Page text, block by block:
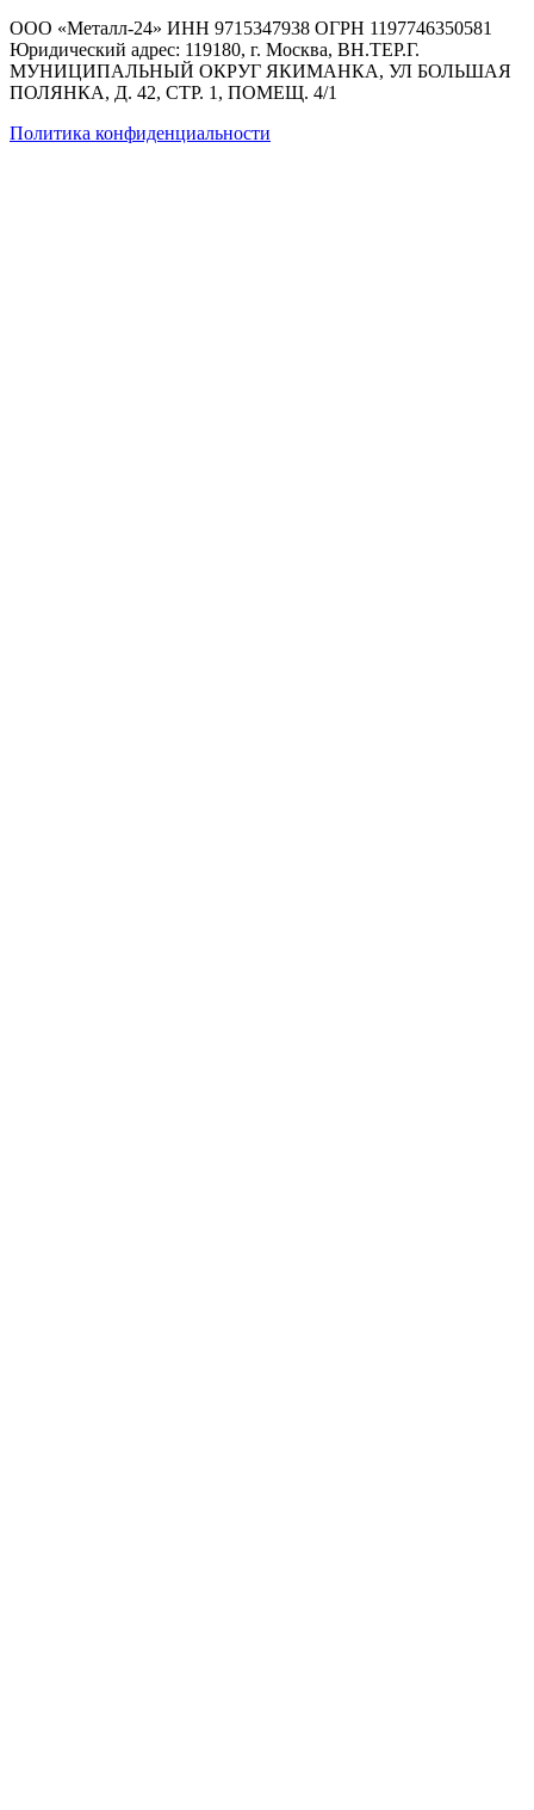
ООО «Металл-24» ИНН 9715347938 ОГРН 1197746350581
Юридический адрес: 119180, г. Москва, ВН.ТЕР.Г.
МУНИЦИПАЛЬНЫЙ ОКРУГ ЯКИМАНКА, УЛ БОЛЬШАЯ
ПОЛЯНКА, Д. 42, СТР. 1, ПОМЕЩ. 4/1
Политика конфиденциальности